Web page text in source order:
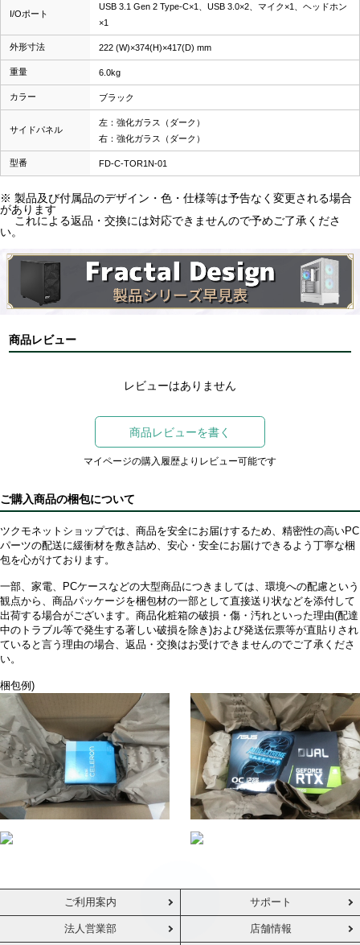
I/Oポート
USB 3.1 Gen 2 Type-C×1、USB 3.0×2、マイク×1、ヘッドホン
×1
外形寸法 222 (W)×374(H)×417(D) mm
重量 6.0kg
カラー ブラック
サイドパネル
左：強化ガラス（ダーク）
右：強化ガラス（ダーク）
型番 FD-C-TOR1N-01
※ 製品及び付属品のデザイン・色・仕様等は予告なく変更される場合
があります
これによる返品・交換には対応できませんので予めご了承くださ
い。
商品レビュー
レビューはありません
商品レビューを書く
マイページの購入履歴よりレビュー可能です
ご購入商品の梱包について
ツクモネットショップでは、商品を安全にお届けするため、精密性の高いPC
パーツの配送に緩衝材を敷き詰め、安心・安全にお届けできるよう丁寧な梱
包を心がけております。
一部、家電、PCケースなどの大型商品につきましては、環境への配慮という
観点から、商品パッケージを梱包材の一部として直接送り状などを添付して
出荷する場合がございます。商品化粧箱の破損・傷・汚れといった理由(配達
中のトラブル等で発生する著しい破損を除き)および発送伝票等が直貼りされ
ていると言う理由の場合、返品・交換はお受けできませんのでご了承くださ
い。
梱包例)
ご利用案内 サポート
法人営業部 店舗情報